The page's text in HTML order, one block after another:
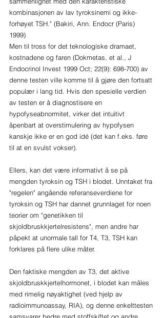
kombinasjonen av lav tyroksinemi og ikke-
forhøyet TSH." (Bakiri, Ann. Endocr (Paris)
1999)
Men til tross for det teknologiske dramaet,
kostnadene og faren (Dokmetas, et al., J
Endocrinol Invest 1999 Oct; 22(9): 698-700) av
denne testen ville komme til å gjøre den fortsatt
populær i lang tid. Hvis den spesielle verdien
av testen er å diagnostisere en
hypofyseabnormitet, virker det intuitivt
åpenbart at overstimulering av hypofysen
kanskje ikke er en god idé (det kan f.eks. føre
til at en svulst vokser).
Ellers, kan det være informativt å se på
mengden tyroksin og TSH i blodet. Unntaket fra
"regelen" angående referanseverdiene for
tyroksin og TSH har dannet grunnlaget for noen
teorier om "genetikken til
skjoldbruskkjertelresistens", men andre har
påpekt at unormale tall for T4, T3, TSH kan
forklares på flere ulike måter.
Den faktiske mengden av T3, det aktive
skjoldbruskkjertelhormonet, i blodet kan måles
med rimelig nøyaktighet (ved hjelp av
radioimmunoassay, RIA), og denne enkelttesten